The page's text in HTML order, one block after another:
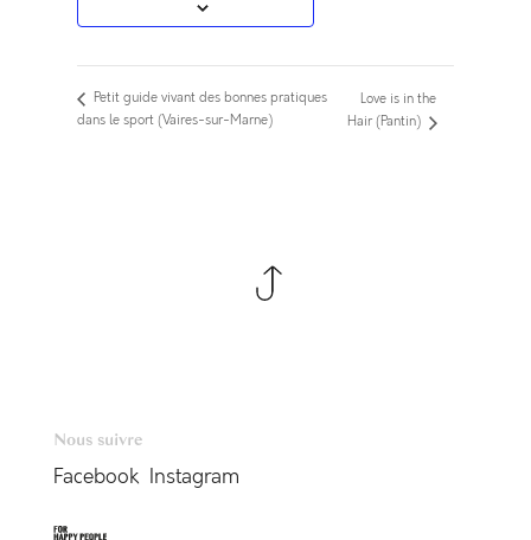
Petit guide vivant des bonnes pratiques
dans le sport (Vaires-sur-Marne)
Love is in the
Hair (Pantin)
Nous suivre
Facebook Instagram